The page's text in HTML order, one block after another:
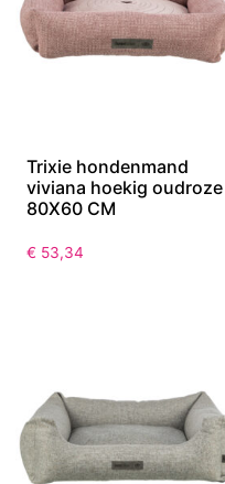
Trixie hondenmand
viviana hoekig oudroze
80X60 CM
€ 53,34